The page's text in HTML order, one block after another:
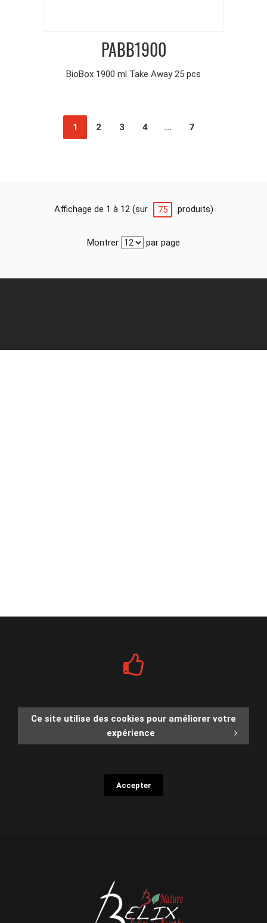
PABB1900
BioBox 1900 ml Take Away 25 pcs
1 2 3 4 ... 7
Affichage de 1 à 12 (sur 75 produits)
Montrer par page
Ce site utilise des cookies pour améliorer votre
expérience
Accepter